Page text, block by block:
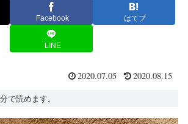
Facebook はてブ
LINE
2020.07.05 2020.08.15
で読めます。